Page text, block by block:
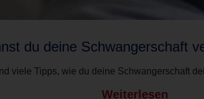
du deine Schwangerschaft
viele Tipps, wie du deine Schwangerschaft
Weiterlesen